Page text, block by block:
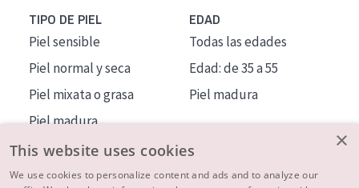
TIPO DE PIEL
Piel sensible
Piel normal y seca
Piel mixata o grasa
Piel madura
Piel expuesta al sol
Piel menopáusica
EDAD
Todas las edades
Edad: de 35 a 55
Piel madura
×
This website uses cookies
We use cookies to personalize content and ads and to analyze our